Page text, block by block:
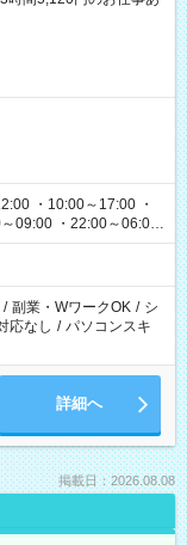
・10:00～17:00 ・
09:00 ・22:00～06:00
/ 副業・WワークOK / シ
応なし / パソコンスキ
詳細へ
掲載日：2026.08.08